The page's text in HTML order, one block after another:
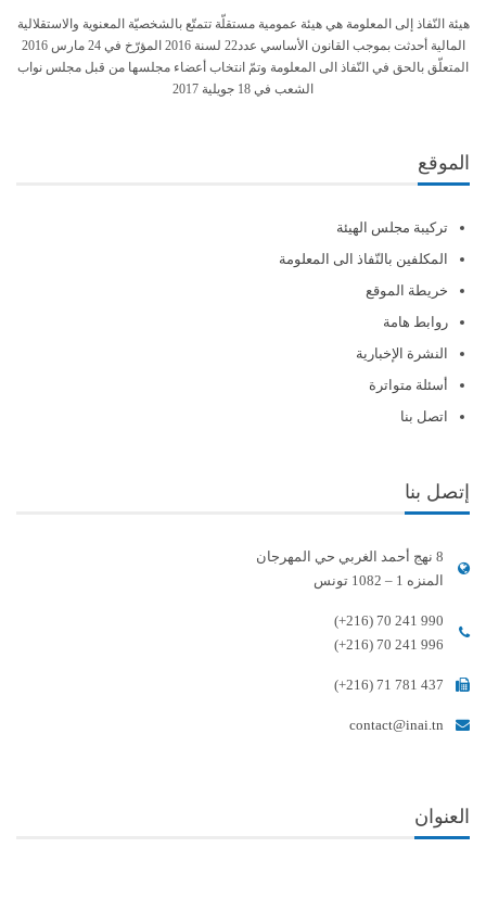
هيئة النّفاذ إلى المعلومة هي هيئة عمومية مستقلّة تتمتّع بالشخصيّة المعنوية والاستقلالية
المالية أحدثت بموجب القانون الأساسي عدد22 لسنة 2016 المؤرّخ في 24 مارس 2016
المتعلّق بالحق في النّفاذ الى المعلومة وتمّ انتخاب أعضاء مجلسها من قبل مجلس نواب
الشعب في 18 جويلية 2017
الموقع
تركيبة مجلس الهيئة
المكلفين بالنّفاذ الى المعلومة
خريطة الموقع
روابط هامة
النشرة الإخبارية
أسئلة متواترة
اتصل بنا
إتصل بنا
8 نهج أحمد الغربي حي المهرجان
المنزه 1 – 1082 تونس
(+216) 70 241 990
(+216) 70 241 996
(+216) 71 781 437
contact@inai.tn
العنوان